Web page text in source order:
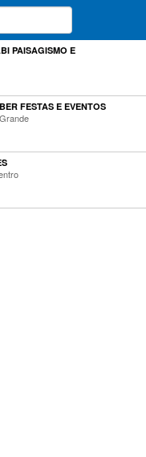
PAISAGISMO E
FESTAS E EVENTOS